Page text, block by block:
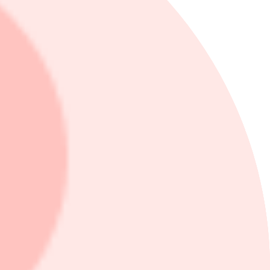
Aktien steg 9,3%.